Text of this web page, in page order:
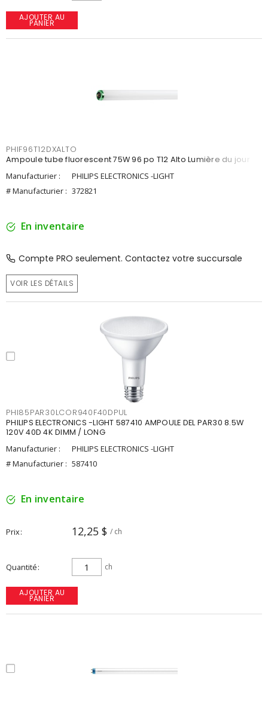
AJOUTER AU
PANIER
PHIF96T12DXALTO
Ampoule tube fluorescent 75W 96 po T12 Alto Lumière du jour
Manufacturier :
PHILIPS ELECTRONICS -LIGHT
# Manufacturier : 372821
En inventaire
Compte PRO seulement. Contactez votre succursale
VOIR LES DÉTAILS
PHI85PAR30LCOR940F40DPUL
PHILIPS ELECTRONICS -LIGHT 587410 AMPOULE DEL PAR30 8.5W
120V 40D 4K DIMM / LONG
Manufacturier :
PHILIPS ELECTRONICS -LIGHT
# Manufacturier : 587410
En inventaire
Prix 12,25 $ / ch
Quantité ch
AJOUTER AU
PANIER